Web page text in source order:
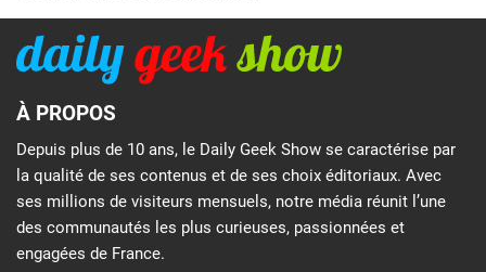
À PROPOS
Depuis plus de 10 ans, le Daily Geek Show se caractérise par
la qualité de ses contenus et de ses choix éditoriaux. Avec
ses millions de visiteurs mensuels, notre média réunit l’une
des communautés les plus curieuses, passionnées et
engagées de France.